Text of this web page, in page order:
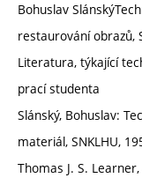
Bohuslav
restaurování obrazů,
Literatura, týkající
prací studenta
Slánský, Bohuslav:
materiál, SNKLHU,
Thomas J. S.